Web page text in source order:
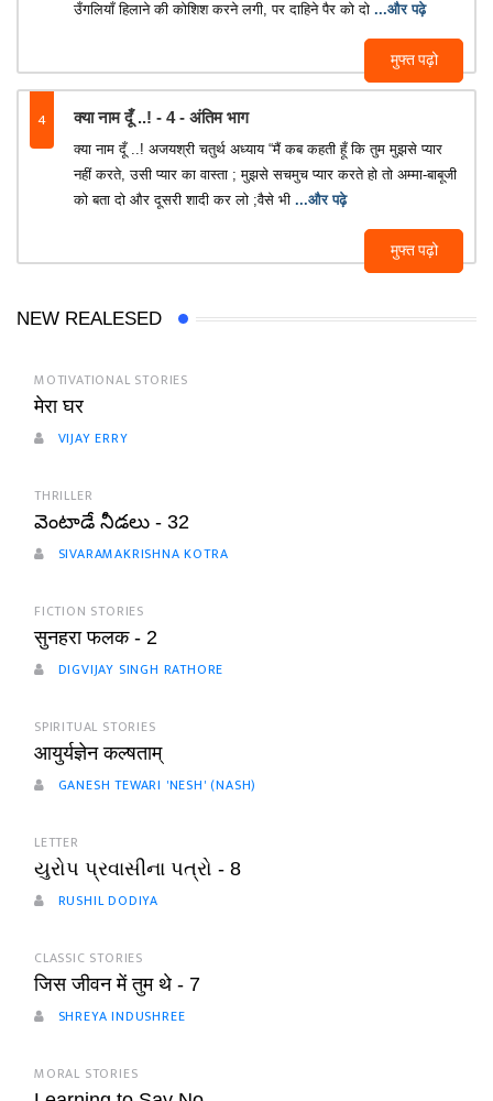
मुफ्त पढ़ो
उँगलियाँ हिलाने की कोशिश करने लगी, पर दाहिने पैर को दो ...और पढ़े
4 क्या नाम दूँ ..! - 4 - अंतिम भाग
मुफ्त पढ़ो
क्या नाम दूँ ..! अजयश्री चतुर्थ अध्याय “मैं कब कहती हूँ कि तुम मुझसे प्यार
नहीं करते, उसी प्यार का वास्ता ; मुझसे सचमुच प्यार करते हो तो अम्मा-बाबूजी
को बता दो और दूसरी शादी कर लो ;वैसे भी ...और पढ़े
NEW REALESED
MOTIVATIONAL STORIES
मेरा घर
VIJAY ERRY
THRILLER
వెంటాడే నీడలు - 32
SIVARAMAKRISHNA KOTRA
FICTION STORIES
सुनहरा फलक - 2
DIGVIJAY SINGH RATHORE
SPIRITUAL STORIES
आयुर्यज्ञेन कल्षताम्
GANESH TEWARI 'NESH' (NASH)
LETTER
યુરોપ પ્રવાસીના પત્રો - 8
RUSHIL DODIYA
CLASSIC STORIES
जिस जीवन में तुम थे - 7
SHREYA INDUSHREE
MORAL STORIES